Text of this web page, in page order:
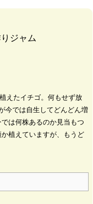
ジャム
えたイチゴ。 何もせず放
今では自生してどんどん増
では何株あるのか見当もつ
植えていますが、もうど